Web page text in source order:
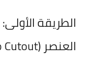
الطريقة الأولى:
العنصر (Photo Cutout)